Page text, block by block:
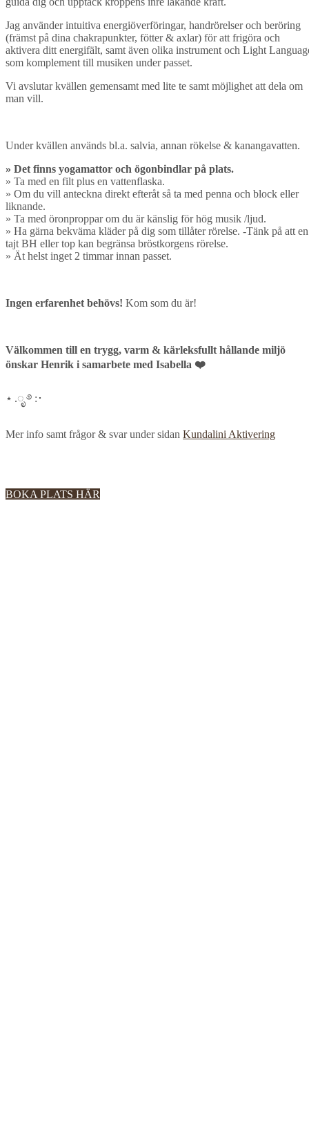
Jag använder intuitiva energiöverföringar, handrörelser och beröring
(främst på dina chakrapunkter, fötter & axlar) för att frigöra och
aktivera ditt energifält, samt även olika instrument och Light
som komplement till musiken under passet.
Vi avslutar kvällen gemensamt med lite te samt möjlighet att dela om
man vill.
Under kvällen används bl.a. salvia, annan rökelse & kanangavatten.
» Det finns yogamattor och ögonbindlar på plats.
» Ta med en filt plus en vattenflaska.
» Om du vill anteckna direkt efteråt så ta med penna och block eller
liknande.
» Ta med öronproppar om du är känslig för hög musik /ljud.
» Ha gärna bekväma kläder på dig som tillåter rörelse. -Tänk på att en
tajt BH eller top kan begränsa bröstkorgens rörelse.
» Ät helst inget 2 timmar innan passet.
Ingen erfarenhet behövs! Kom som du är!
Välkommen till en trygg, varm & kärleksfullt hållande miljö
önskar Henrik i samarbete med Isabella ❤️
⋆ .ೃ ࿔ :･
Mer info samt frågor & svar under sidan Kundalini Aktivering
BOKA PLATS HÄR